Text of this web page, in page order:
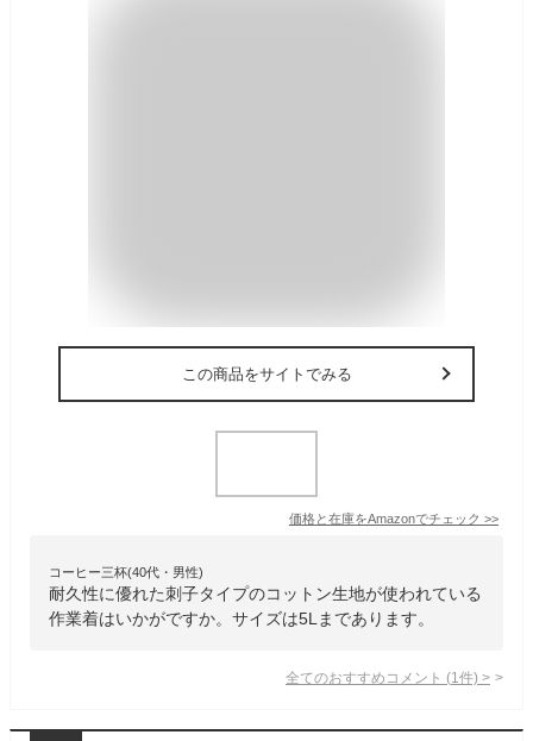
この商品をサイトでみる
価格と在庫をAmazonでチェック >>
コーヒー三杯(40代・男性)
耐久性に優れた刺子タイプのコットン生地が使われている
作業着はいかがですか。サイズは5Lまであります。
全てのおすすめコメント (1 件) >